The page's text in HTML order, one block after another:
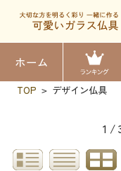
ホーム
TOP > デザイン仏具
1 /